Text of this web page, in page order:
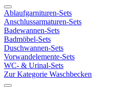
Ablaufgarnituren-Sets
Anschlussarmaturen-Sets
Badewannen-Sets
Badmöbel-Sets
Duschwannen-Sets
Vorwandelemente-Sets
WC- & Urinal-Sets
Zur Kategorie Waschbecken